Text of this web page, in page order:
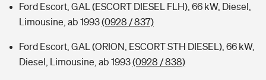
Ford Escort, GAL (ESCORT DIESEL FLH), 66 kW, Diesel,
Limousine, ab 1993(0928 / 837)
Ford Escort, GAL (ORION, ESCORT STH DIESEL), 66 kW,
Diesel, Limousine, ab 1993(0928 / 838)